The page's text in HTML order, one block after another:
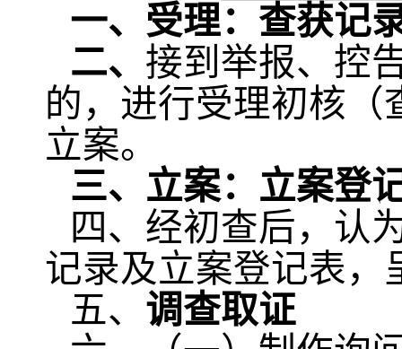
一、 受理： 查获记
二、 接到举报、控
的，进行受理初核（
立案。
三、 立案：立案登
四、经初查后，认
记录及立案登记表，
五、 调查取证